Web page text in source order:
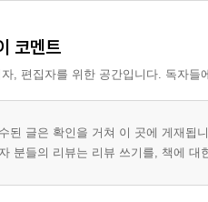
코멘트
, 편집자를 위한 공간입니다. 독자들
된 글은 확인을 거쳐 이 곳에 게재됩
분들의 리뷰는 리뷰 쓰기를, 책에 대